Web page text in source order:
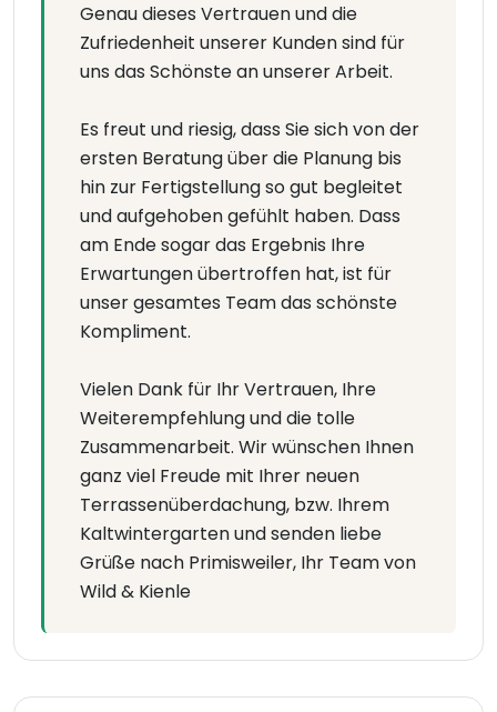
Genau dieses Vertrauen und die
Zufriedenheit unserer Kunden sind für
uns das Schönste an unserer Arbeit.
Es freut und riesig, dass Sie sich von der
ersten Beratung über die Planung bis
hin zur Fertigstellung so gut begleitet
und aufgehoben gefühlt haben. Dass
am Ende sogar das Ergebnis Ihre
Erwartungen übertroffen hat, ist für
unser gesamtes Team das schönste
Kompliment.
Vielen Dank für Ihr Vertrauen, Ihre
Weiterempfehlung und die tolle
Zusammenarbeit. Wir wünschen Ihnen
ganz viel Freude mit Ihrer neuen
Terrassenüberdachung, bzw. Ihrem
Kaltwintergarten und senden liebe
Grüße nach Primisweiler, Ihr Team von
Wild & Kienle